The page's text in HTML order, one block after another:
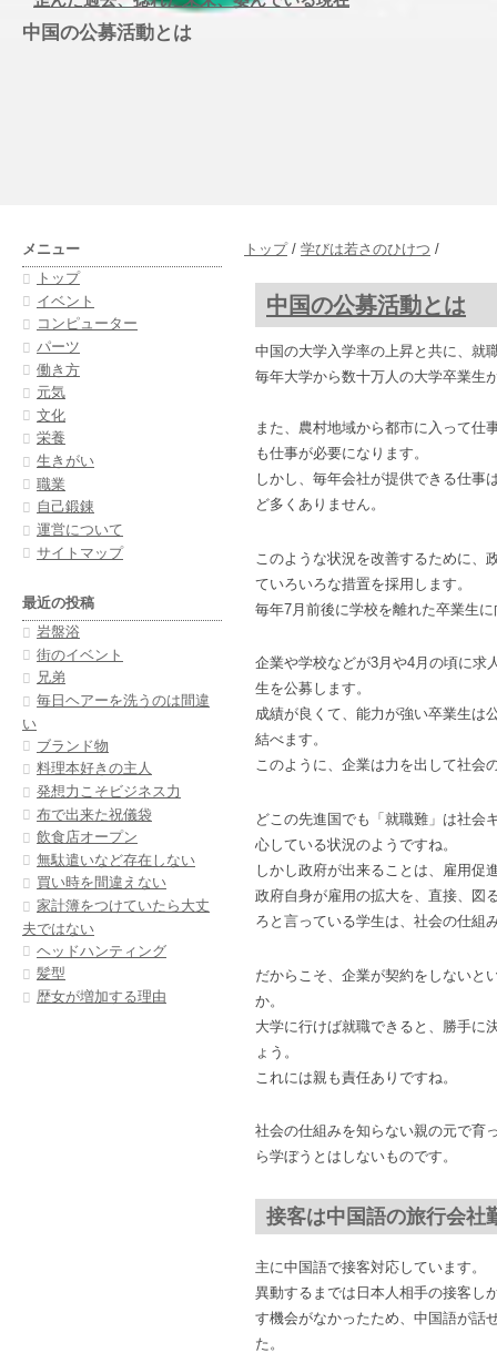
中国の公募活動とは
トップ/ 学びは若さのひけつ /
中国の公募活動とは
中国の大学入学率の上昇と共に、就
毎年大学から数十万人の大学卒業生
また、農村地域から都市に入って仕
も仕事が必要になります。
しかし、毎年会社が提供できる仕事
ど多くありません。
このような状況を改善するために、
ていろいろな措置を採用します。
毎年7月前後に学校を離れた卒業生
企業や学校などが3月や4月の頃に求
生を公募します。
成績が良くて、能力が強い卒業生は
結べます。
このように、企業は力を出して社会
どこの先進国でも「就職難」は社会
心している状況のようですね。
しかし政府が出来ることは、雇用促
政府自身が雇用の拡大を、直接、図
ろと言っている学生は、社会の仕組
だからこそ、企業が契約をしないと
か。
大学に行けば就職できると、勝手に
ょう。
これには親も責任ありですね。
社会の仕組みを知らない親の元で育
ら学ぼうとはしないものです。
接客は中国語の旅行会社
主に中国語で接客対応しています。
異動するまでは日本人相手の接客し
す機会がなかったため、中国語が話
た。
メニュー
トップ
イベント
コンピューター
パーツ
働き方
元気
文化
栄養
生きがい
職業
自己鍛錬
運営について
サイトマップ
最近の投稿
岩盤浴
街のイベント
兄弟
毎日ヘアーを洗うのは間違
い
ブランド物
料理本好きの主人
発想力こそビジネス力
布で出来た祝儀袋
飲食店オープン
無駄遣いなど存在しない
買い時を間違えない
家計簿をつけていたら大丈
夫ではない
ヘッドハンティング
髪型
歴女が増加する理由